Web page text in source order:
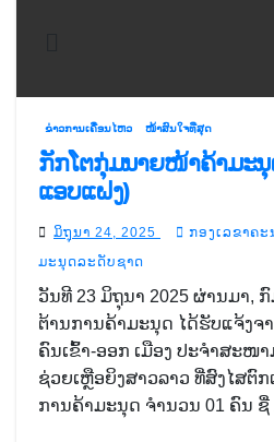
ຂ່າວການເຄື່ອນໄຫວ ໜ້າສົນໃຈທີ່ສຸດ
ກັກໂຕກຸ່ມນາຍໜ້າຄ້າມະນຸ
ແອບແຝງ)
ມິຖຸນາ 24, 2025
ກອງເລຂາຄ
ມະນຸດລະດັບຊາດ
ວັນທີ 23 ມິຖຸນາ 2025 ຜ່ານມາ,
ຕ້ານການຄ້າມະນຸດ ໄດ້ຮັບແຈ້ງຈ
ຄົນເຂົ້າ-ອອກ ເມືອງ ປະຈຳສະໜ
ຊ່ວຍເຫຼືອຍິງສາວລາວ ທີ່ສົງໄສຕົ
ການຄ້າມະນຸດ ຈຳນວນ 01 ຄົນ